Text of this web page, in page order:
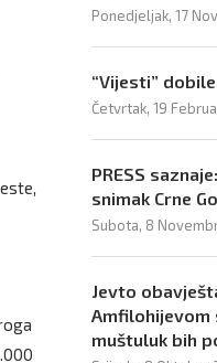
Ponedjeljak, 17
“Vijesti”
Četvrtak, 19
PRESS
snimak Crne
Subota, 8
Jevto
Amfilohijevom
muštuluk bih